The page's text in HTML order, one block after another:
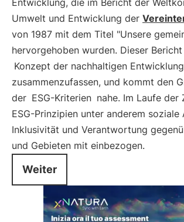
Entwicklung, die im Bericht der
Umwelt und Entwicklung der
von 1987 mit dem Titel "Unsere
hervorgehoben wurden. Dieser
Konzept der nachhaltigen Entwicklung
zusammenzufassen, und kommt den
der ESG-Kriterien nahe. Im Laufe der
ESG-Prinzipien unter anderem soziale
Inklusivität und Verantwortung
und Gebieten mit einbezogen.
Weiter